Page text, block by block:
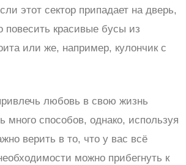
этот сектор припадает на дверь,
повесить красивые бусы из
или же, например, кулончик с
любовь в свою жизнь
много способов, однако, используя
верить в то, что у вас всё
можно прибегнуть к